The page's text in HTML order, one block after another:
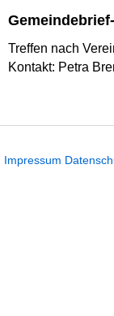
Treffen nach
Kontakt: Petra
Impressum